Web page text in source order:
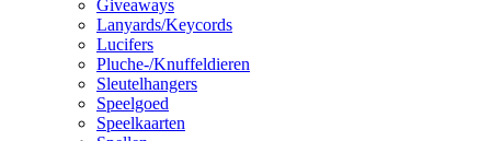
Giveaways
Lanyards/Keycords
Lucifers
Pluche-/Knuffeldieren
Sleutelhangers
Speelgoed
Speelkaarten